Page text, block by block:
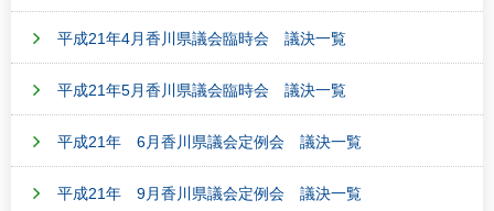
平成21年4月香川県議会臨時会 議決一覧
平成21年5月香川県議会臨時会 議決一覧
平成21年 6月香川県議会定例会 議決一覧
平成21年 9月香川県議会定例会 議決一覧